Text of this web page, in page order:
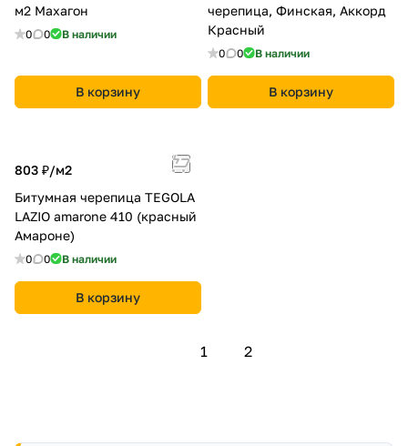
м2 Махагон
0 0 В наличии
В корзину
черепица, Финская, Аккорд
Красный
0 0 В наличии
В корзину
803 ₽/м2
Битумная черепица TEGOLA
LAZIO amarone 410 (красный
Амароне)
0 0 В наличии
В корзину
1 2